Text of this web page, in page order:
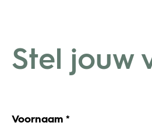
Stel jouw
Voornaam *